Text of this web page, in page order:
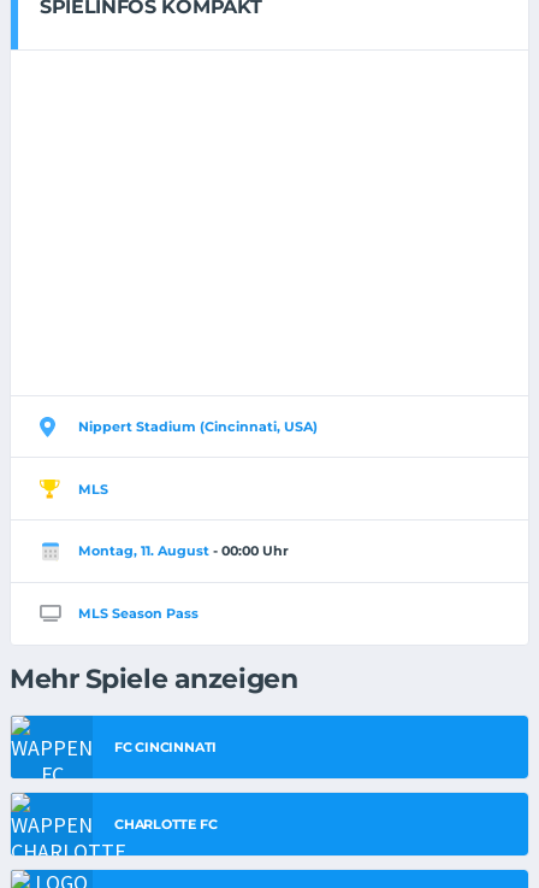
SPIELINFOS KOMPAKT
Nippert Stadium (Cincinnati, USA)
MLS
Montag, 11. August - 00:00 Uhr
MLS Season Pass
Mehr Spiele anzeigen
FC CINCINNATI
CHARLOTTE FC